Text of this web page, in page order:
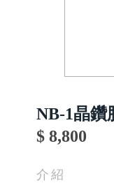
NB-1晶鑽
$ 8,800
介紹